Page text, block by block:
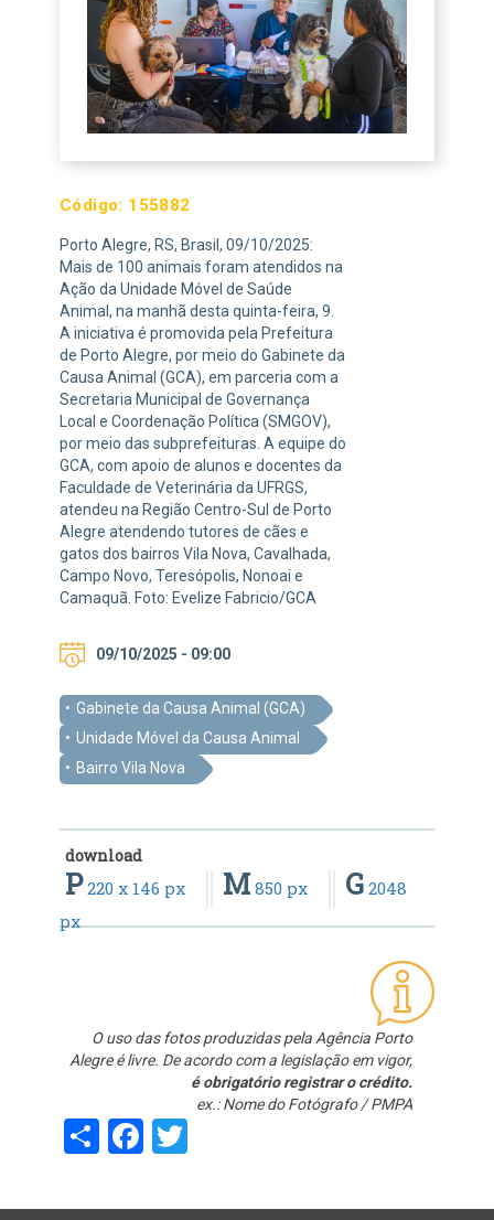
Código: 155882
Porto Alegre, RS, Brasil, 09/10/2025:
Mais de 100 animais foram atendidos na
Ação da Unidade Móvel de Saúde
Animal, na manhã desta quinta-feira, 9.
A iniciativa é promovida pela Prefeitura
de Porto Alegre, por meio do Gabinete da
Causa Animal (GCA), em parceria com a
Secretaria Municipal de Governança
Local e Coordenação Política (SMGOV),
por meio das subprefeituras. A equipe do
GCA, com apoio de alunos e docentes da
Faculdade de Veterinária da UFRGS,
atendeu na Região Centro-Sul de Porto
Alegre atendendo tutores de cães e
gatos dos bairros Vila Nova, Cavalhada,
Campo Novo, Teresópolis, Nonoai e
Camaquã. Foto: Evelize Fabricio/GCA
09/10/2025 - 09:00
Gabinete da Causa Animal (GCA)
Unidade Móvel da Causa Animal
Bairro Vila Nova
download
P220 x 146 px M 850 px G 2048
px
O uso das fotos produzidas pela Agência Porto
Alegre é livre. De acordo com a legislação em vigor,
é obrigatório registrar o crédito.
ex.: Nome do Fotógrafo / PMPA
ShareFacebook